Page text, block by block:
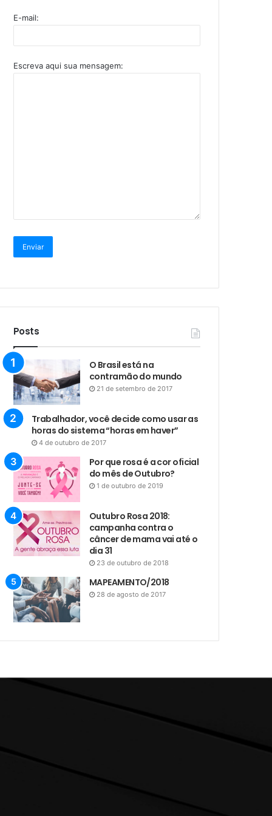
E-mail:
Escreva aqui sua mensagem:
Posts
O Brasil está na
contramão do mundo
21 de setembro de 2017
Trabalhador, você decide como usar as
horas do sistema “horas em haver”
4 de outubro de 2017
Por que rosa é a cor oficial
do mês de Outubro?
1 de outubro de 2019
Outubro Rosa 2018:
campanha contra o
câncer de mama vai até o
dia 31
23 de outubro de 2018
MAPEAMENTO/2018
28 de agosto de 2017